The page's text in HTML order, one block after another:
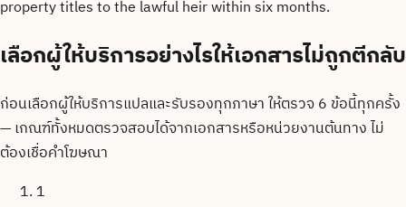
property titles to the lawful heir within six months.
เลือกผู้ให้บริการอย่างไรให้เอกสารไม่ถูกตีกลับ
ก่อนเลือกผู้ให้บริการแปลและรับรองทุกภาษา ให้ตรวจ 6 ข้อนี้ทุกครั้ง
— เกณฑ์ทั้งหมดตรวจสอบได้จากเอกสารหรือหน่วยงานต้นทาง ไม่
ต้องเชื่อคำโฆษณา
1